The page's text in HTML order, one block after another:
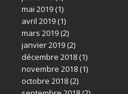
mai 2019(1)
avril 2019(1)
mars 2019(2)
janvier 2019(2)
décembre 2018(1)
novembre 2018(1)
octobre 2018(2)